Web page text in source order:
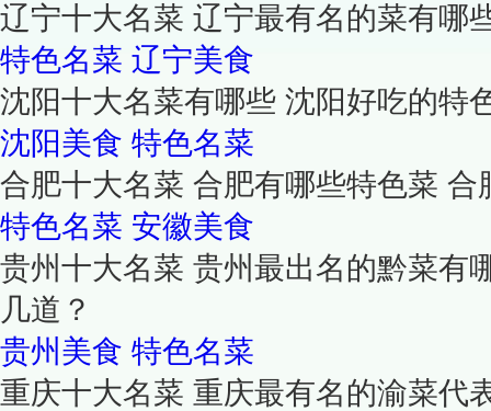
辽宁十大名菜 辽宁最有名的菜有哪
特色名菜 辽宁美食
沈阳十大名菜有哪些 沈阳好吃的特
沈阳美食 特色名菜
合肥十大名菜 合肥有哪些特色菜 合
特色名菜 安徽美食
贵州十大名菜 贵州最出名的黔菜有
几道？
贵州美食 特色名菜
重庆十大名菜 重庆最有名的渝菜代